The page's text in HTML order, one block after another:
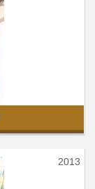
2013